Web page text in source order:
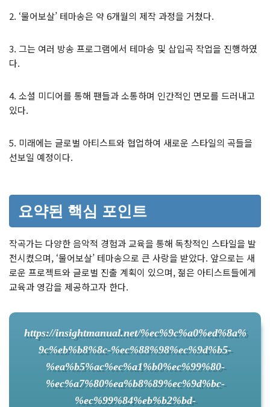
2. ‘물어보살’ 테마송은 약 6개월의 제작 과정을 거쳤다.
3. 그는 여러 방송 프로그램에서 테마송 및 삽입곡 작업을 진행하였
다.
4. 소셜 미디어를 통해 팬들과 소통하며 인간적인 면모를 드러내고
있다.
5. 미래에는 글로벌 아티스트와 협업하여 새로운 스타일의 곡들을
선보일 예정이다.
요약된 핵심 포인트
작곡가는 다양한 음악적 경험과 교육을 통해 독창적인 스타일을 발
전시켰으며, ‘물어보살’ 테마송으로 큰 사랑을 받았다. 앞으로는 새
로운 프로젝트와 글로벌 진출 계획이 있으며, 젊은 아티스트들에게
교육과 영감을 제공하고자 한다.
https://insightmanual.net/%ec%9c%a0%ed%8a%
9c%eb%b8%8c-%ec%88%98%ec%9d%b5-
%ea%b5%ac%ec%a1%b0%ec%99%80-
%ec%a7%80%ea%b8%89%ec%9d%bc-
%ec%99%84%eb%b2%bd-